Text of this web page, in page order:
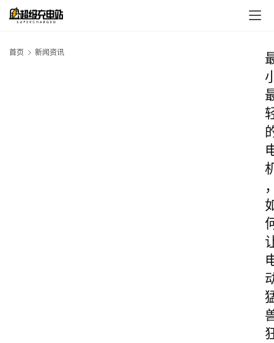
首页 新闻资讯